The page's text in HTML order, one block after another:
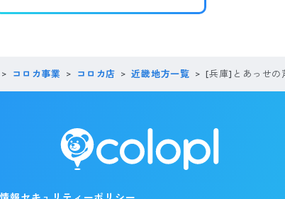
コロカ事業 コロカ店 近畿地方一覧 [兵庫]とあっせの